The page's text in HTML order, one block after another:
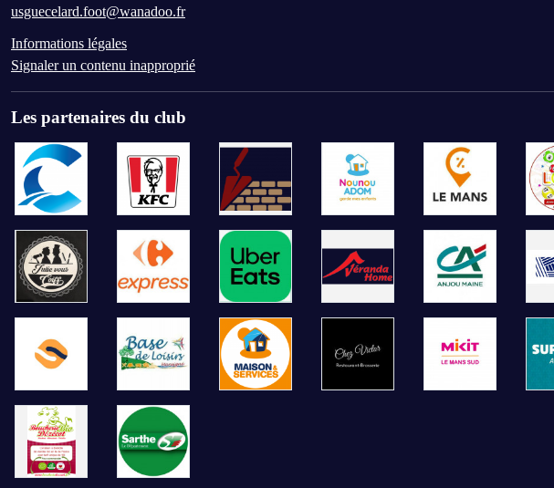
usguecelard.foot@wanadoo.fr
Informations légales
Signaler un contenu inapproprié
Les partenaires du club